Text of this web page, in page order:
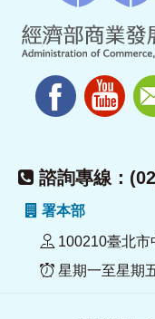
諮詢專線：
署本部
100210臺北市
星期一至星期